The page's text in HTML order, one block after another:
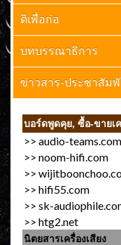
เครื่องเสียงบ้าน
ปกิณกะ(0)
ติเพื่อก่อ
เครื่องเสียงทั่วไป
การตลาด (ขายให้เ
บทบรรณาธิการ
อ.ไมตรี ทรัพย์เอนก
ข่าวสาร-ประชาสัม
ข่าวประกาศทั่วไป
งานเครื่องเสียง(9)
บอร์ดพูดคุย, ซื้อ-ขายเค
>> audio-teams.com
>> noom-hifi.com
>>
>> hifi55.com
>> sk-
>> htg2.net
นิตยสารเครื่องเสียง